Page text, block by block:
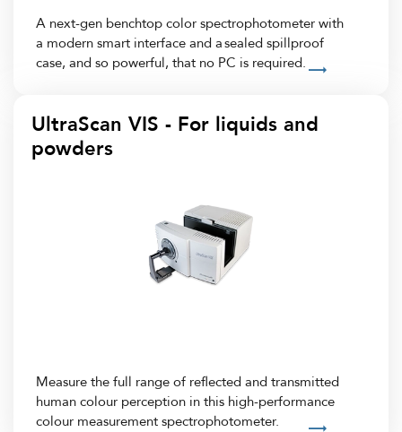
A next-gen benchtop color spectrophotometer with
a modern smart interface and a sealed spillproof
case, and so powerful, that no PC is required.
UltraScan VIS - For liquids and
powders
Measure the full range of reflected and transmitted
human colour perception in this high-performance
colour measurement spectrophotometer.